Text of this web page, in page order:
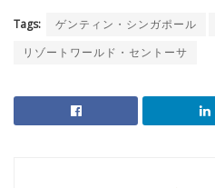
Tags: ゲンティン・シンガポール
リゾートワールド・セントーサ